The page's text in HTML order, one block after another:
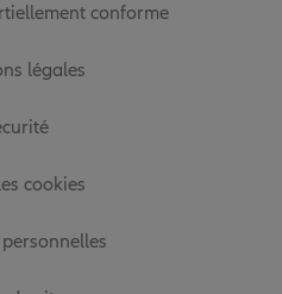
conforme
légales
cookies